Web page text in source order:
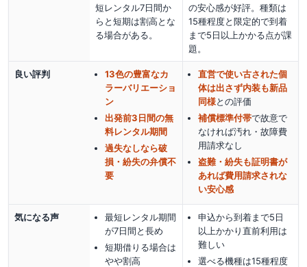
短レンタル7日間か
らと短期は割高とな
る場合がある。
の安心感が好評。種類は
15種程度と限定的で到着
まで5日以上かかる点が課
題。
良い評判
13色の豊富なカ
ラーバリエーショ
ン
出発前3日間の無
料レンタル期間
過失なしなら破
損・紛失の弁償不
要
直営で使い古された個
体は出さず内装も新品
同様との評価
補償標準付帯で故意で
なければ汚れ・故障費
用請求なし
盗難・紛失も証明書が
あれば費用請求されな
い安心感
気になる声
最短レンタル期間
が7日間と長め
短期借りる場合は
やや割高
申込から到着まで5日
以上かかり直前利用は
難しい
選べる機種は15種程度